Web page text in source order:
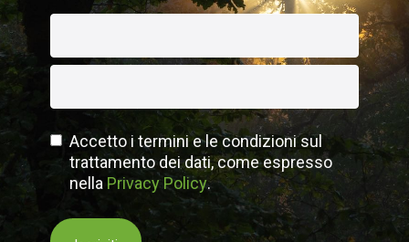
Accetto i termini e le condizioni sul
trattamento dei dati, come espresso
nella Privacy Policy.